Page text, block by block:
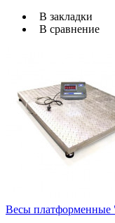
В закладки
В сравнение
Весы платформенные